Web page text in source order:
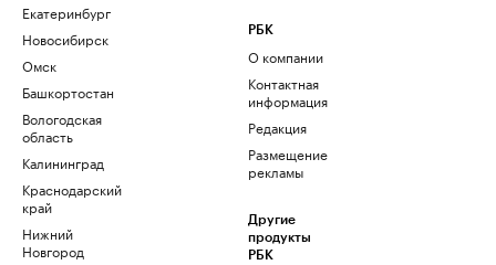
Екатеринбург
Новосибирск
Омск
Башкортостан
Вологодская
область
Калининград
Краснодарский
край
Нижний
Новгород
РБК
О компании
Контактная
информация
Редакция
Размещение
рекламы
Другие
продукты
РБК